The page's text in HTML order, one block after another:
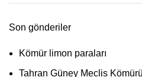
Son gönderiler
Kömür limon paraları
Tahran Güney Meclis